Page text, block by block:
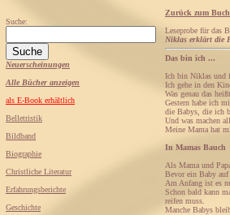
Suche:
Neuerscheinungen
Alle Bücher anzeigen
als E-Book erhältlich
Belletristik
Bildband
Biographie
Christliche Literatur
Erfahrungsberichte
Geschichte
Zurück zum Buch
Leseprobe für das
Niklas erklärt die
Das bin ich ...
Ich bin Niklas und
Ich gehe in den
Was genau das
Gestern habe ich
die Babys, die ich
Und was machen
Meine Mama hat
In Mamas Bauch
Als Mama und
Bevor ein Baby auf
Am Anfang ist es
Schon bald kann
reifen muss.
Manche Babys